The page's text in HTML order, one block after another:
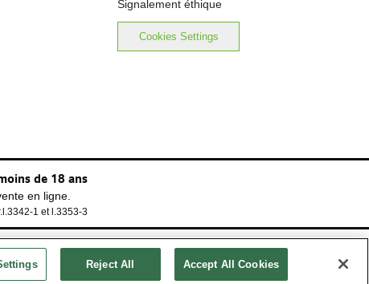
Signalement éthique
Cookies Settings
de 18 ans
en ligne.
1 et l.3353-3
Reject All Accept All Cookies